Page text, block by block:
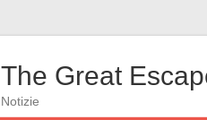
The Great
Notizie